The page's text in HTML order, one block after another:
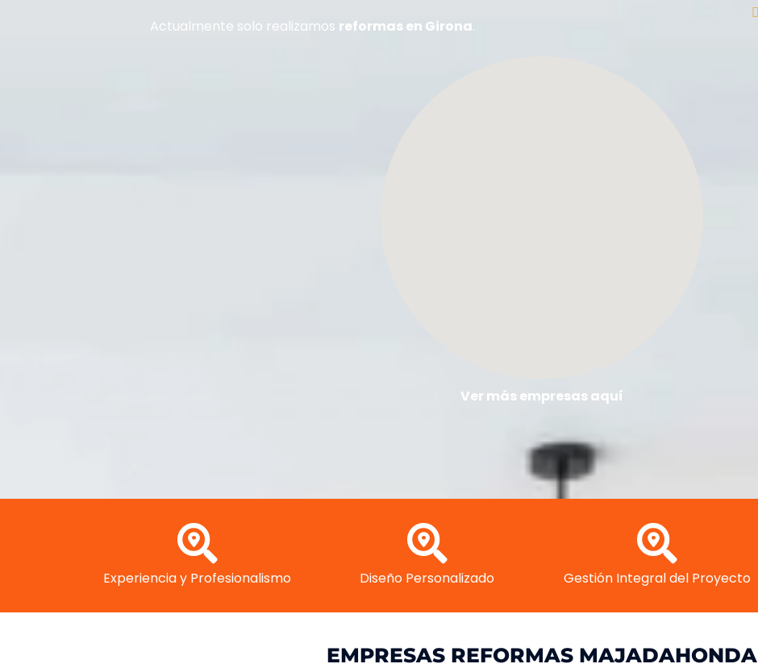
Actualmente solo realizamos reformas en Girona.
Ver más empresas aquí
Experiencia y Profesionalismo Diseño Personalizado Gestión Integral del Proyecto
EMPRESAS REFORMAS MAJADAHONDA